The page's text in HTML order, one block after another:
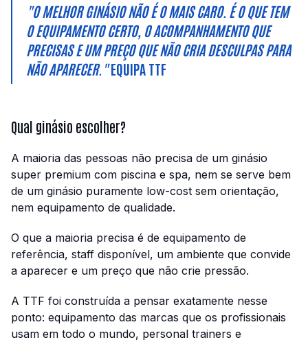
"O MELHOR GINÁSIO NÃO É O MAIS CARO. É O QUE TEM
O EQUIPAMENTO CERTO, O ACOMPANHAMENTO QUE
PRECISAS E UM PREÇO QUE NÃO CRIA DESCULPAS PARA
NÃO APARECER."EQUIPA TTF
Qual ginásio escolher?
A maioria das pessoas não precisa de um ginásio
super premium com piscina e spa, nem se serve bem
de um ginásio puramente low-cost sem orientação,
nem equipamento de qualidade.
O que a maioria precisa é de equipamento de
referência, staff disponível, um ambiente que convide
a aparecer e um preço que não crie pressão.
A TTF foi construída a pensar exatamente nesse
ponto: equipamento das marcas que os profissionais
usam em todo o mundo, personal trainers e